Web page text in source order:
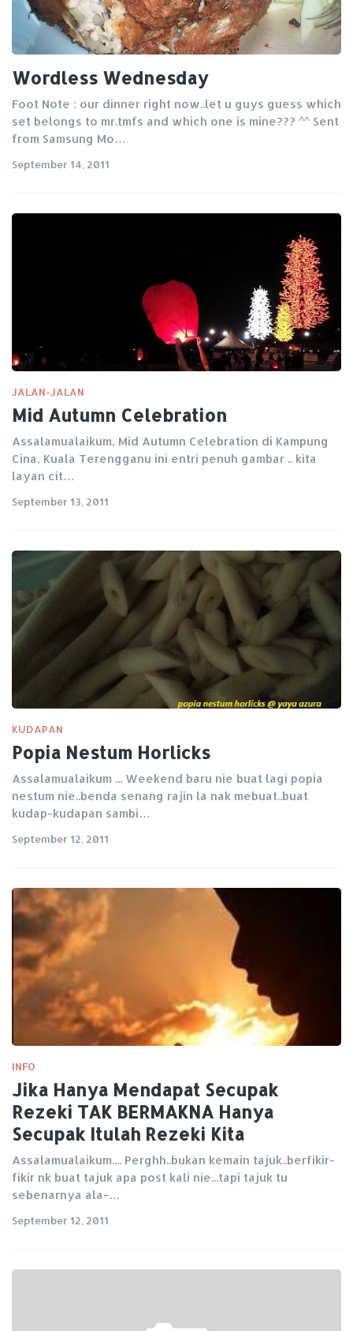
Wordless Wednesday
Foot Note : our dinner right now..let u guys guess which
set belongs to mr.tmfs and which one is mine??? ^^ Sent
from Samsung Mo…
September 14, 2011
JALAN-JALAN
Mid Autumn Celebration
Assalamualaikum, Mid Autumn Celebration di Kampung
Cina, Kuala Terengganu ini entri penuh gambar .. kita
layan cit…
September 13, 2011
KUDAPAN
Popia Nestum Horlicks
Assalamualaikum ... Weekend baru nie buat lagi popia
nestum nie..benda senang rajin la nak mebuat..buat
kudap-kudapan sambi…
September 12, 2011
INFO
Jika Hanya Mendapat Secupak
Rezeki TAK BERMAKNA Hanya
Secupak Itulah Rezeki Kita
Assalamualaikum.... Perghh..bukan kemain tajuk..berfikir-
fikir nk buat tajuk apa post kali nie...tapi tajuk tu
sebenarnya ala-…
September 12, 2011